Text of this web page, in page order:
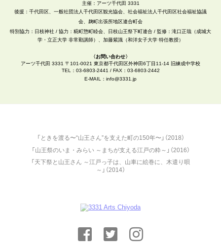
主催：アーツ千代田 3331
後援： 千代田区、 一般社団法人千代田区観光協会、 社会福祉法人千代田区社会福祉協議
会、 麹町出張所地区連合町会
特別協力： 日枝神社 / 協力：糀町惣町睦会、日枝山王祭下町連合 / 監修：滝口正哉（成城大
学・立正大学 非常勤講師）、加藤紫識（和洋女子大学 特任教授）
〈お問い合わせ〉
アーツ千代田 3331 〒101-0021 東京都千代田区外神田6丁目11-14 旧練成中学校
TEL：03-6803-2441 / FAX：03-6803-2442
E-MAIL： info@3331.jp
「ときを渡る〜“山王さん”を支えた町の150年〜」（2018）
「山王祭のいま・みらい ～まちが支える江戸の粋～」（2016）
「天下祭と山王さん ～江戸っ子は、山車に絵巻に、木遣り唄
～」（2014）